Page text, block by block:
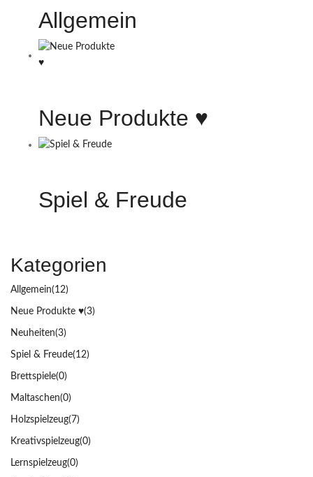
Allgemein
Neue Produkte ♥️
Spiel & Freude
Kategorien
Allgemein(12)
Neue Produkte ♥️(3)
Neuheiten(3)
Spiel & Freude(12)
Brettspiele(0)
Maltaschen(0)
Holzspielzeug(7)
Kreativspielzeug(0)
Lernspielzeug(0)